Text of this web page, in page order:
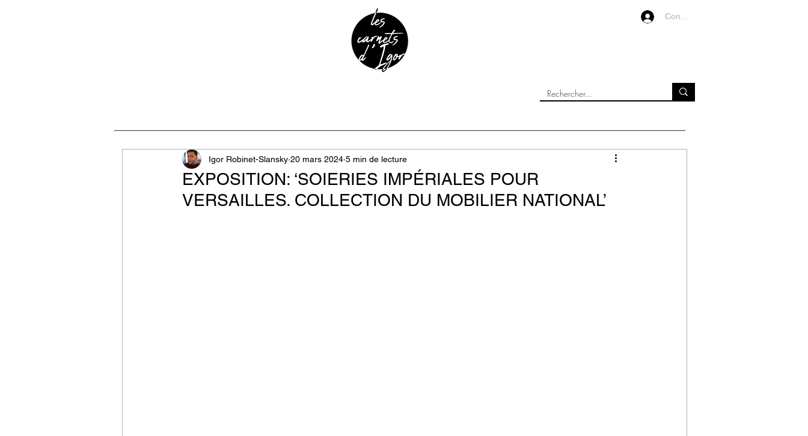
Connexion
EXPOSITION: ‘SOIERIES IMPÉRIALES POUR
VERSAILLES. COLLECTION DU MOBILIER NATIONAL’
Igor Robinet-Slansky 20 mars 2024 5 min de lecture